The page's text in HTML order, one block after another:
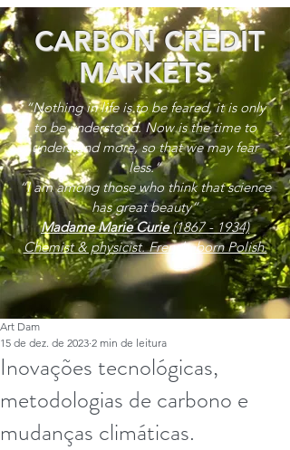
CARBON CREDIT
MARKETS
“Nothing in life is to be feared, it is only
to be understood. Now is the time to
understand more, so that we may fear
less.”
“I am among those who think that science
has great beauty”
Madame Marie Curie(1867 - 1934)
Chemist & physicist. French, born Polish.
Inovações tecnológicas,
metodologias de carbono e
mudanças climáticas.
Art Dam
15 de dez. de 2023 2 min de leitura